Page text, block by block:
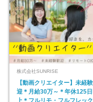
株式会社SUNRISE
【動画クリエイター】未経
迎＊月給30万～＊年休125
上＊フルリモ・フルフレッ